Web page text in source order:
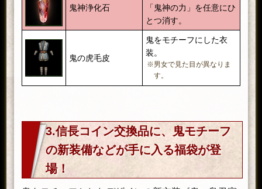
鬼神浄化石
「鬼神の力」を任意にひ
とつ消す。
鬼の虎毛皮
鬼をモチーフにした衣
装。
※男女で見た目が異なりま
す。
3.信長コイン交換品に、鬼モチーフ
の新装備などが手に入る福袋が登
場！